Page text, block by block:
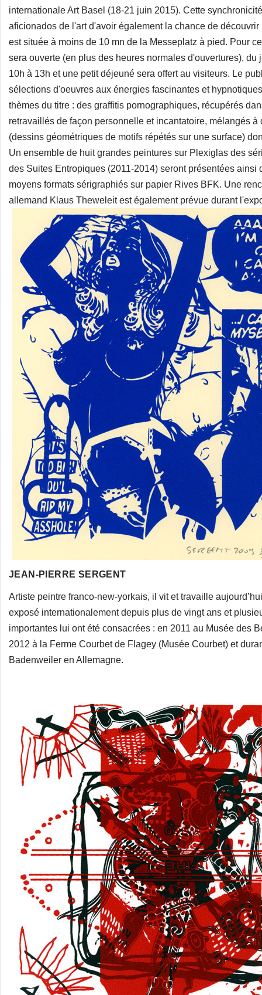
internationale Art Basel (18-21 juin 2015). Cette
aficionados de l'art d'avoir également la chance de
est située à moins de 10 mn de la Messeplatz à pied. Pour
sera ouverte (en plus des heures normales d'ouvertures),
10h à 13h et une petit déjeuné sera offert au visiteurs. Le
sélections d'oeuvres aux énergies fascinantes et
thèmes du titre : des graffitis pornographiques, récupérés
retravaillés de façon personnelle et incantatoire, mélangés à
(dessins géométriques de motifs répétés sur une surface)
Un ensemble de huit grandes peintures sur Plexiglas des
des Suites Entropiques (2011-2014) seront présentées ainsi
moyens formats sérigraphiés sur papier Rives BFK. Une
allemand Klaus Theweleit est également prévue durant
JEAN-PIERRE SERGENT
Artiste peintre franco-new-yorkais, il vit et travaille
exposé internationalement depuis plus de vingt ans et
importantes lui ont été consacrées : en 2011 au Musée des
2012 à la Ferme Courbet de Flagey (Musée Courbet) et
Badenweiler en Allemagne.